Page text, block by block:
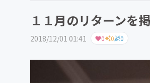
１１月のリターンを
2018/12/01 01:41 0 0 0